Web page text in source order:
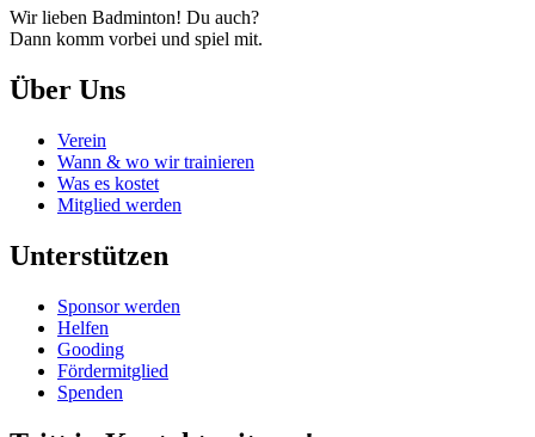
Wir lieben Badminton! Du auch?
Dann komm vorbei und spiel mit.
Über Uns
Verein
Wann & wo wir trainieren
Was es kostet
Mitglied werden
Unterstützen
Sponsor werden
Helfen
Gooding
Fördermitglied
Spenden